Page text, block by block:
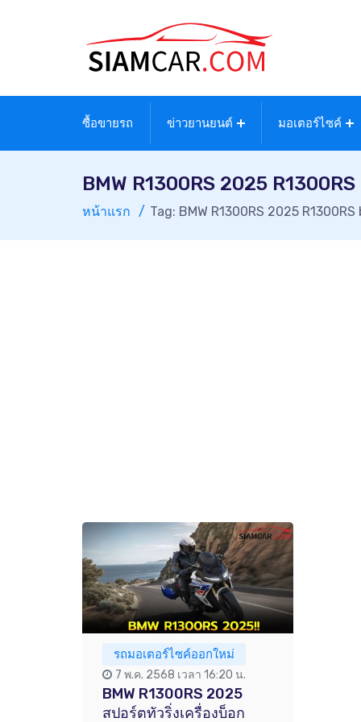
ซื้อขายรถ ข่าวยานยนต์ มอเตอร์ไซค์
BMW R1300RS 2025
หน้าแรก Tag: BMW R1300RS 2025
รถมอเตอร์ไซค์ออกใหม่
7 พ.ค. 2568 เวลา 16:20 น.
BMW R1300RS 2025
สปอร์ตทัวริ่งเครื่องบ็อก